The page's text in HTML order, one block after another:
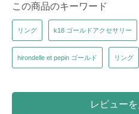
この商品のキーワード
リング k18 ゴールドアクセサリー
hirondelle et pepin ゴールド リング
レビュー